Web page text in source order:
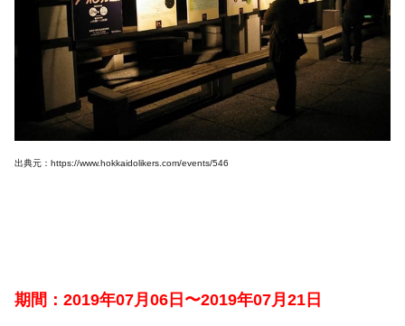
出典元：https://www.hokkaidolikers.com/events/546
期間：2019年07月06日〜2019年07月21日